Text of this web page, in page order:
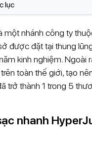
lục
một nhánh công ty
được đặt tại thung
kinh nghiệm. Ngoài
toàn thế giới, tạo
trở thành 1 trong 5
nhanh